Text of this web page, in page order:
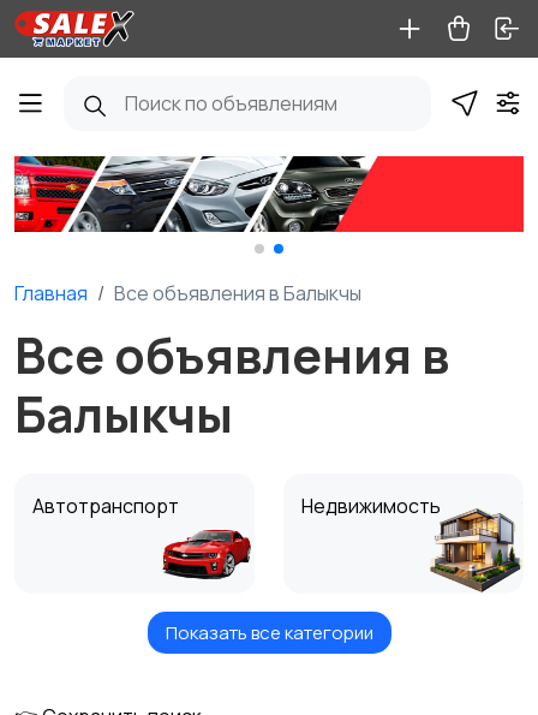
Главная Все объявления в Балыкчы
Все объявления в
Балыкчы
Автотранспорт Недвижимость
Услуги и сервисы Вакансии
Показать все категории